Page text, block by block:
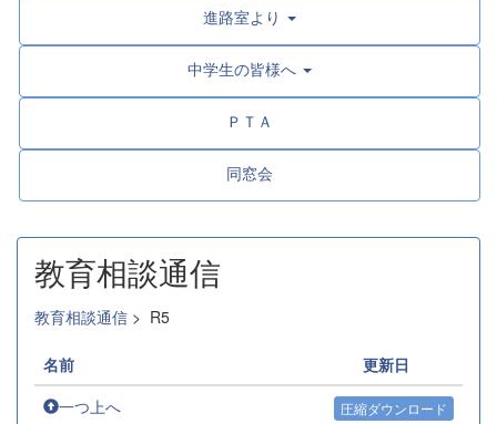
進路室より
中学生の皆様へ
ＰＴＡ
同窓会
教育相談通信
教育相談通信 > R5
名前
更新日
一つ上へ
圧縮ダウンロード